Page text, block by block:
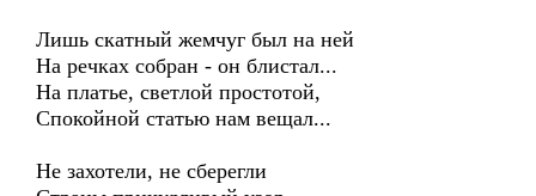
Лишь скатный жемчуг был на ней
На речках собран - он блистал...
На платье, светлой простотой,
Спокойной статью нам вещал...
Не захотели, не сберегли